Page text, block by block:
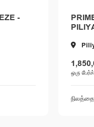
PRIME
1,850,000
ஒரு பேர்ச்சில்
நிலத்தை